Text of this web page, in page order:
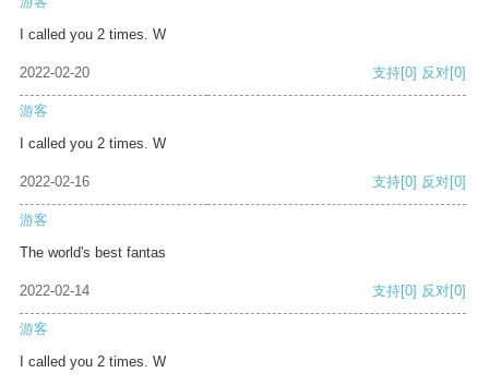
I called you 2 times. W
2022-02-20 支持[0] 反对[0]
游客
I called you 2 times. W
2022-02-16 支持[0] 反对[0]
游客
The world's best fantas
2022-02-14 支持[0] 反对[0]
游客
I called you 2 times. W